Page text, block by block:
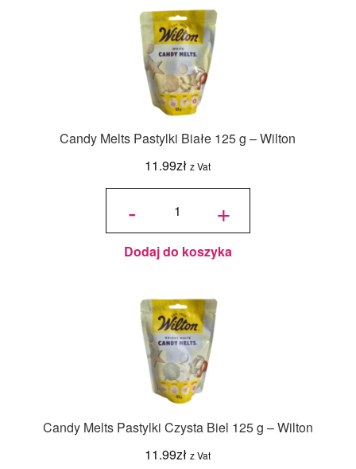
Candy Melts Pastylki Białe 125 g – Wilton
11.99zł z Vat
-
ilość
Pastylki
Białe
125 g -
Wilton +
Dodaj do koszyka
Candy Melts Pastylki Czysta Biel 125 g – Wilton
11.99zł z Vat